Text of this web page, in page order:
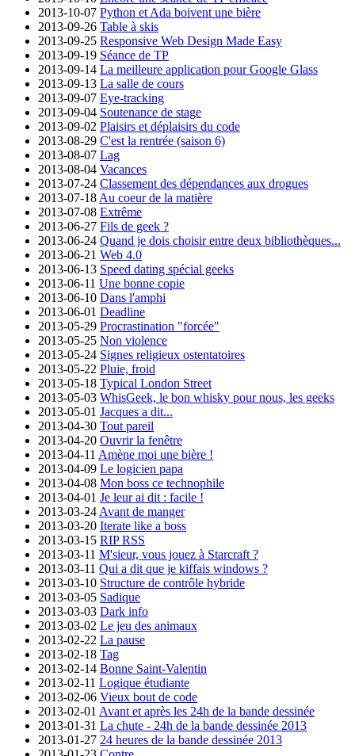
2013-10-07 Python et Ada boivent une bière
2013-09-26 Table à skis
2013-09-25 Responsive Web Design Made Easy
2013-09-19 Séance de TP
2013-09-14 La meilleure application pour Google Glass
2013-09-13 La salle de cours
2013-09-07 Eye-tracking
2013-09-04 Soutenance de stage
2013-09-02 Plaisirs et déplaisirs du code
2013-08-29 C'est la rentrée (saison 6)
2013-08-07 Lag
2013-08-04 Vacances
2013-07-24 Classement des dépendances aux drogues
2013-07-18 Au coeur de la matière
2013-07-08 Extrême
2013-06-27 Fils de geek ?
2013-06-24 Quand je dois choisir entre deux bibliothèques...
2013-06-21 Web 4.0
2013-06-13 Speed dating spécial geeks
2013-06-11 Une bonne copie
2013-06-10 Dans l'amphi
2013-06-01 Deadline
2013-05-29 Procrastination "forcée"
2013-05-25 Non violence
2013-05-24 Signes religieux ostentatoires
2013-05-22 Pluie, froid
2013-05-18 Typical London Street
2013-05-03 WhisGeek, le bon whisky pour nous, les geeks
2013-05-01 Jacques a dit...
2013-04-30 Tout pareil
2013-04-20 Ouvrir la fenêtre
2013-04-11 Amène moi une bière !
2013-04-09 Le logicien papa
2013-04-08 Mon boss ce technophile
2013-04-01 Je leur ai dit : facile !
2013-03-24 Avant de manger
2013-03-20 Iterate like a boss
2013-03-15 RIP RSS
2013-03-11 M'sieur, vous jouez à Starcraft ?
2013-03-11 Qui a dit que je kiffais windows ?
2013-03-10 Structure de contrôle hybride
2013-03-05 Sadique
2013-03-03 Dark info
2013-03-02 Le jeu des animaux
2013-02-22 La pause
2013-02-18 Tag
2013-02-14 Bonne Saint-Valentin
2013-02-11 Logique étudiante
2013-02-06 Vieux bout de code
2013-02-01 Avant et après les 24h de la bande dessinée
2013-01-31 La chute - 24h de la bande dessinée 2013
2013-01-27 24 heures de la bande dessinée 2013